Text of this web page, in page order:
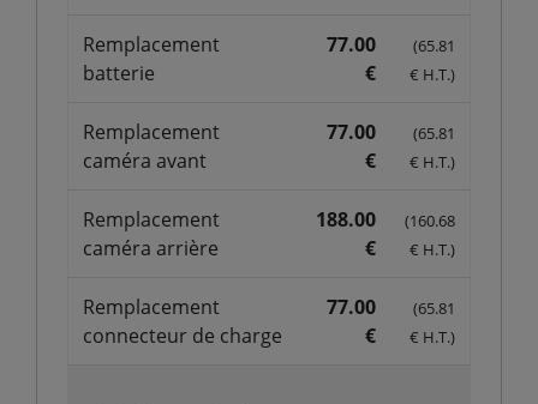
Remplacement
batterie
77.00
€
(65.81
€ H.T.)
Remplacement
caméra avant
77.00
€
(65.81
€ H.T.)
Remplacement
caméra arrière
188.00
€
(160.68
€ H.T.)
Remplacement
connecteur de charge
77.00
€
(65.81
€ H.T.)